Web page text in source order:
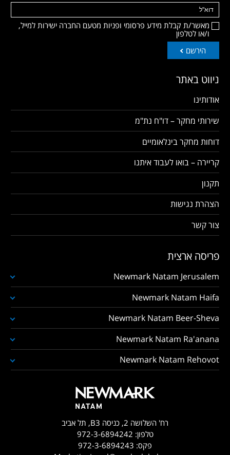
מאשר/ת קבלת מידע פרסומי ופניות מטעם החברה ישירות למייל,
ו/או לטלפון
הירשם
ניווט באתר
אודותינו
שירותי מחקר – דו"ח נת"מ
דוחות מחקר בינלאומיים
קריירה – בואו לעבוד איתנו
תקנון
הצהרת נגישות
צור קשר
פריסה ארצית
Newmark Natam Jerusalem
Newmark Natam Haifa
Newmark Natam Beer-Sheva
Newmark Natam Ra'anana
Newmark Natam Rehovot
רח' השלושה 2, כניסה B3, תל אביב
טלפון: 972-3-6894242
פקס: 972-3-6894243